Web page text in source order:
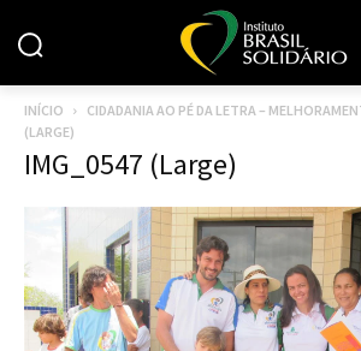
INÍCIO CIDADANIA AO PÉ DA LETRA –
(LARGE)
IMG_0547 (Large)